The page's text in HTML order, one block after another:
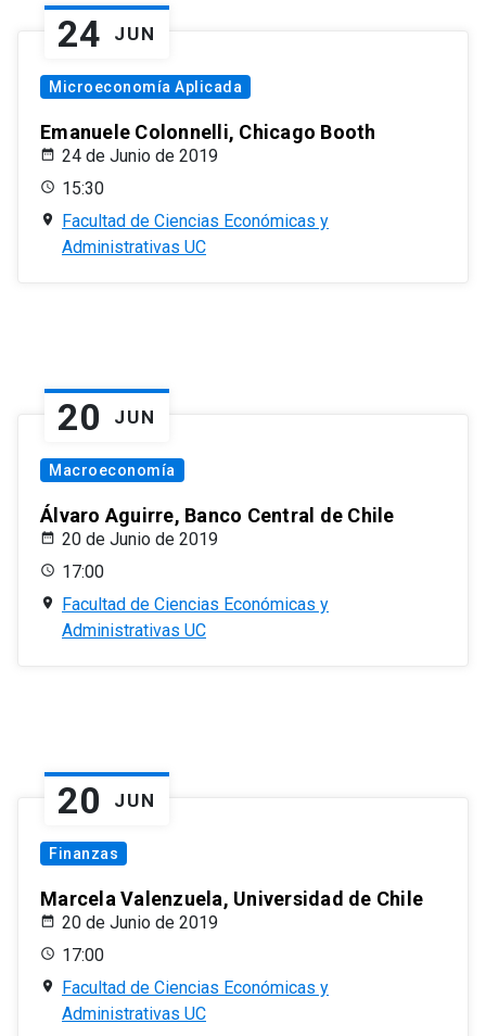
24 JUN
Microeconomía Aplicada
Emanuele Colonnelli, Chicago Booth
24 de Junio de 2019
15:30
Facultad de Ciencias Económicas y
Administrativas UC
20 JUN
Macroeconomía
Álvaro Aguirre, Banco Central de Chile
20 de Junio de 2019
17:00
Facultad de Ciencias Económicas y
Administrativas UC
20 JUN
Finanzas
Marcela Valenzuela, Universidad de Chile
20 de Junio de 2019
17:00
Facultad de Ciencias Económicas y
Administrativas UC